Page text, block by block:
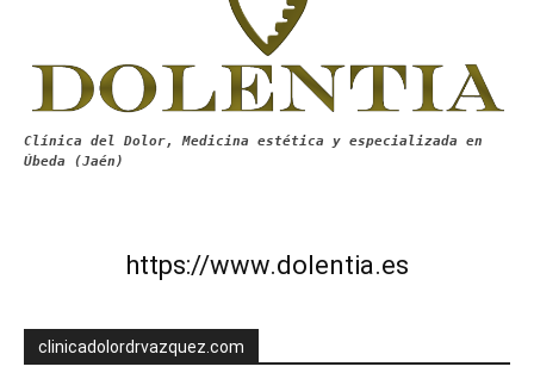
Clínica del Dolor, Medicina estética y especializada en
Úbeda (Jaén)
https://www.dolentia.es
clinicadolordrvazquez.com